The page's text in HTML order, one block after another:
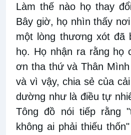
Làm thế nào họ thay
Bây giờ, họ nhìn thấy
một lòng thương xót đã
họ. Họ nhận ra rằng họ
ơn tha thứ và Thân Mình
và vì vậy, chia sẻ của
dường như là điều tự
Tông đồ nói tiếp rằng
không ai phải thiếu